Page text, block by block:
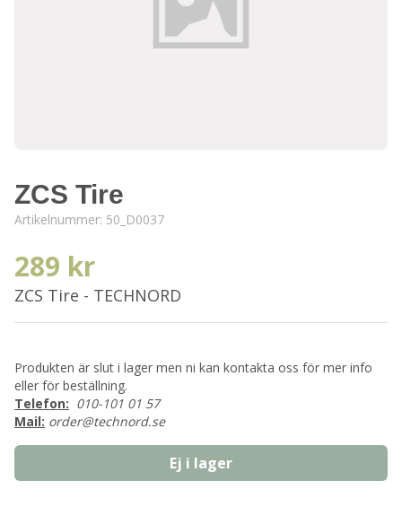
ZCS Tire
Artikelnummer: 50_D0037
289 kr
ZCS Tire - TECHNORD
Produkten är slut i lager men ni kan kontakta oss för mer info
eller för beställning.
Telefon: 010-101 01 57
Mail: order@technord.se
Ej i lager